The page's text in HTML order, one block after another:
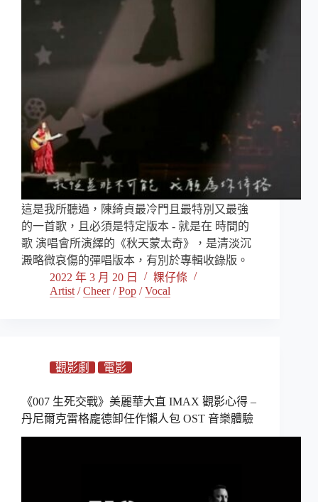
這是我所聽過，陳綺貞最冷門且最特別又最強
的一首歌，且必須是特定版本 - 就是在 時間的
歌 演唱會所演繹的《秋天蒙太奇》，是清淡沉
澱略微哀傷的彈唱版本，有別於專輯收錄版。
2022 年 3 月 20 日
粿仔條
Artist /Cheer/Pop /Vocal
觀影劇 電影
《007 生死交戰》美麗華大直 IMAX 觀影心得 –
丹尼爾克雷格龐德卸任作懶人包 OST 音樂體驗